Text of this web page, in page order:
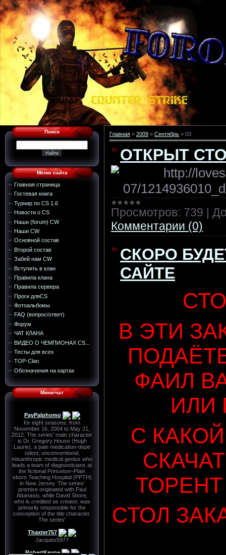
Поиск
Меню сайта
Главная страница
Гостевая книга
Турнир по CS 1.6
Новости о CS
Наши (forum) CW
Наши CW
Основной состав
Второй состав
Забей нам CW
Вступить в клан
Правила клана
Правила сервера
Проги дляCS
Фотоальбомы
FAQ (вопрос/ответ)
Форум
ЧАТ КЛАНА
ВИДЕО О ЧЕМПИОНАХ CS...
Тесты для всех
TOP-Сlan
Обозначения на картах
Мини-чат
Главная » 2009 » Сентябрь » 03
ОТКРЫТ
Просмотров: 739 |
Комментарии (0)
СКОРО
САЙТЕ
В ЭТИ
ФАИЛ
ИЛИ
С
СТОЛ